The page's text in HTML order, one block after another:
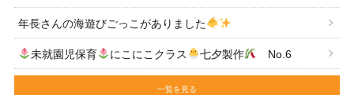
年長さんの海遊びごっこがありました
未就園児保育 にこにこクラス 七夕製作 No.6
一覧を見る